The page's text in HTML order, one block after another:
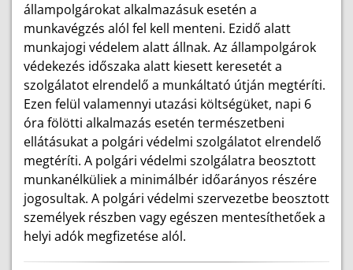
állampolgárokat alkalmazásuk esetén a
munkavégzés alól fel kell menteni. Ezidő alatt
munkajogi védelem alatt állnak. Az állampolgárok
védekezés időszaka alatt kiesett keresetét a
szolgálatot elrendelő a munkáltató útján megtéríti.
Ezen felül valamennyi utazási költségüket, napi 6
óra fölötti alkalmazás esetén természetbeni
ellátásukat a polgári védelmi szolgálatot elrendelő
megtéríti. A polgári védelmi szolgálatra beosztott
munkanélküliek a minimálbér időarányos részére
jogosultak. A polgári védelmi szervezetbe beosztott
személyek részben vagy egészen mentesíthetőek a
helyi adók megfizetése alól.